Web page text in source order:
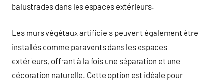
balustrades dans les espaces extérieurs.
Les murs végétaux artificiels peuvent également être
installés comme paravents dans les espaces
extérieurs, offrant à la fois une séparation et une
décoration naturelle. Cette option est idéale pour